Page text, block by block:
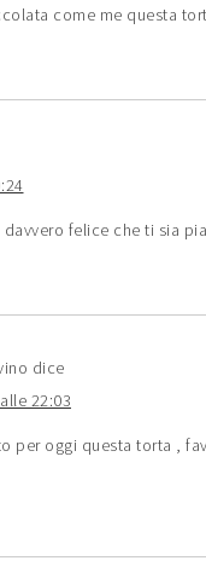
come me questa
felice che ti sia
dice
22:03
per oggi questa torta ,